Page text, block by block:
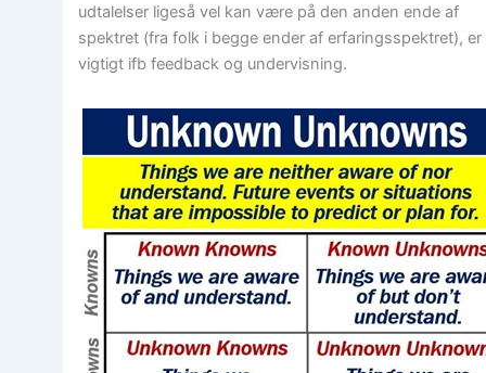
udtalelser ligeså vel kan være på den anden ende af
spektret (fra folk i begge ender af erfaringsspektret), er
vigtigt ifb feedback og undervisning.